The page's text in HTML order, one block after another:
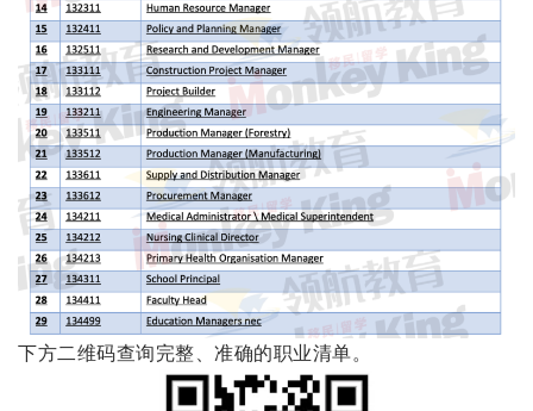
下方二维码查询完整、准确的职业清单。